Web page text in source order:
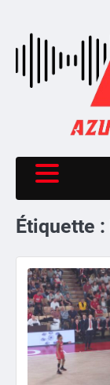
content
Étiquette :